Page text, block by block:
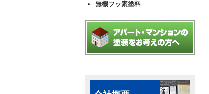
無機フッ素塗料